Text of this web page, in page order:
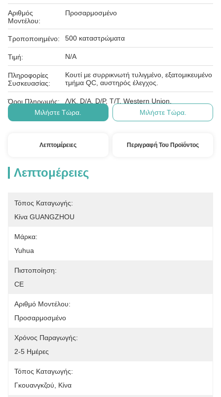
Αριθμός
Μοντέλου:
Προσαρμοσμένο
Τροποποιημένο: 500 καταστρώματα
Τιμή: N/A
Πληροφορίες
Συσκευασίας:
Κουτί με συρρικνωτή τυλιγμένο, εξατομικευμένο
τμήμα QC, αυστηρός έλεγχος.
Όροι Πληρωμής:
Λ/Κ, D/A, D/P, T/T, Western Union,
Μιλήστε Τώρα.
Μιλήστε Τώρα.
Λεπτομέρειες Περιγραφή Του Προϊόντος
Λεπτομέρειες
Τόπος Καταγωγής:
Κίνα GUANGZHOU
Μάρκα:
Yuhua
Πιστοποίηση:
CE
Αριθμό Μοντέλου:
Προσαρμοσμένο
Χρόνος Παραγωγής:
2-5 Ημέρες
Τόπος Καταγωγής:
Γκουανγκζού, Κίνα